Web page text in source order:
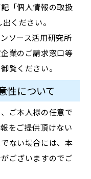
「個人情報の取扱
ください。
ソース活用研究所
業のご請求窓口等
覧ください。
性について
ご本人様の任意で
をご提供頂けない
ない場合には、本
ございますのでご